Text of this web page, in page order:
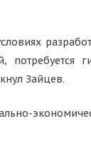
Зайцев.